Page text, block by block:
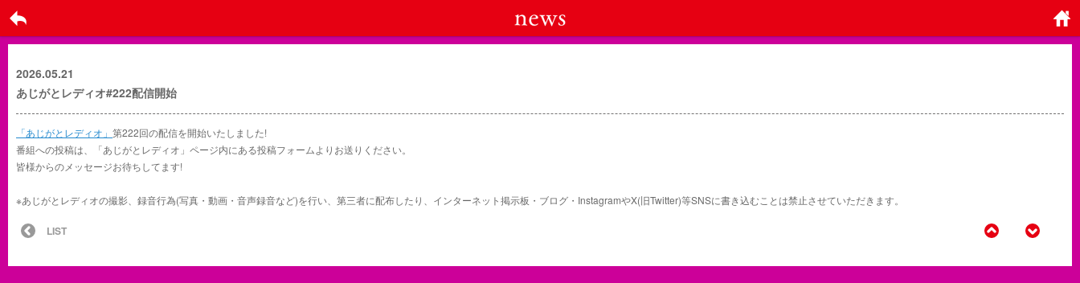
戻る ホーム
2026.05.21
あじがとレディオ#222配信開始
「あじがとレディオ」 第222回の配信を開始いたしました!
番組への投稿は、「あじがとレディオ」ページ内にある投稿フォームよりお送りください。
皆様からのメッセージお待ちしてます!
※あじがとレディオの撮影、録音行為(写真・動画・音声録音など)を行い、第三者に配布したり、インターネット掲示板・ブログ・InstagramやX(旧Twitter)等SNSに書き込むことは禁止させていただきます。
LIST BACK NEXT